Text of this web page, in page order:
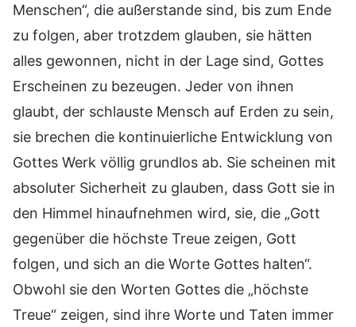
Menschen“, die außerstande sind, bis zum Ende
zu folgen, aber trotzdem glauben, sie hätten
alles gewonnen, nicht in der Lage sind, Gottes
Erscheinen zu bezeugen. Jeder von ihnen
glaubt, der schlauste Mensch auf Erden zu sein,
sie brechen die kontinuierliche Entwicklung von
Gottes Werk völlig grundlos ab. Sie scheinen mit
absoluter Sicherheit zu glauben, dass Gott sie in
den Himmel hinaufnehmen wird, sie, die „Gott
gegenüber die höchste Treue zeigen, Gott
folgen, und sich an die Worte Gottes halten“.
Obwohl sie den Worten Gottes die „höchste
Treue“ zeigen, sind ihre Worte und Taten immer